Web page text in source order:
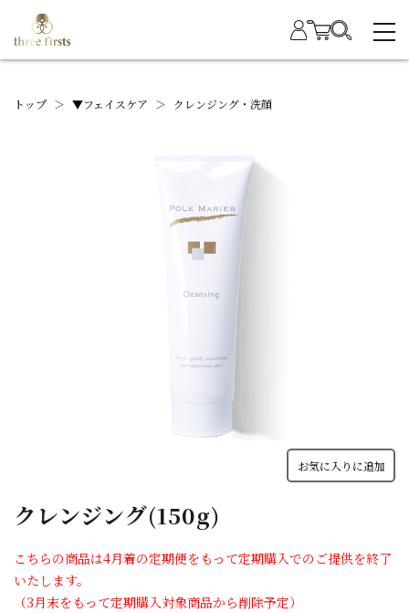
トップ ＞ ▼フェイスケア ＞ クレンジング・洗顔
お気に入りに追加
クレンジング(150g)
こちらの商品は4月着の定期便をもって定期購入でのご提供を終了
いたします。
（3月末をもって定期購入対象商品から削除予定）